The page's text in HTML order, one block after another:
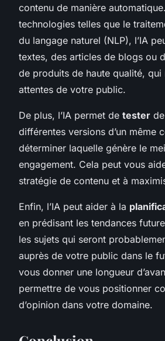
contenu de manière
technologies telles que le
du langage naturel (NLP), l’IA
textes, des articles de blogs ou
de produits de haute qualité, qui
attentes de votre public.
De plus, l’IA permet de tester
différentes versions d’un même
déterminer laquelle génère le
engagement. Cela peut vous
stratégie de contenu et à
Enfin, l’IA peut aider à la
en prédisant les tendances
les sujets qui seront
auprès de votre public dans le
vous donner une longueur
permettre de vous positionner
d’opinion dans votre domaine.